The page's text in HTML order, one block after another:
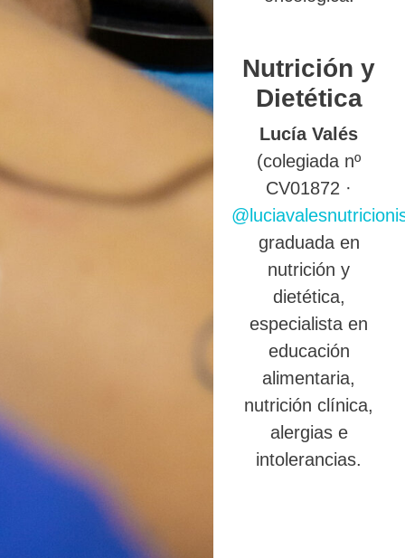
Nutrición y
Dietética
Lucía Valés
(colegiada nº
CV01872 ·
graduada en
nutrición y
dietética,
especialista en
educación
alimentaria,
nutrición clínica,
alergias e
intolerancias.